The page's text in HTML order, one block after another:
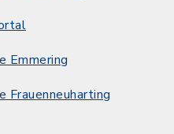
Emmering
Frauenneuharting